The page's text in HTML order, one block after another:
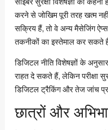
करने से जोखिम पूरी तरह खत्म
सक्रिय हैं, तो वे अन्य मैसेजिंग
तकनीकों का इस्तेमाल कर सकते
डिजिटल नीति विशेषज्ञों के
राहत दे सकते हैं, लेकिन परीक्षा
डिजिटल ट्रैकिंग और तेज जांच
छात्रों और